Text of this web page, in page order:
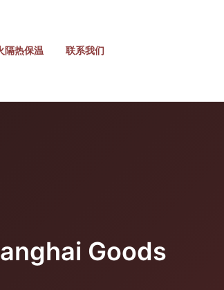
隔热保温 联系我们
Goods